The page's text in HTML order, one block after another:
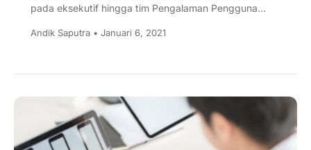
pada eksekutif hingga tim Pengalaman Pengguna
Andik Saputra • Januari 6, 2021